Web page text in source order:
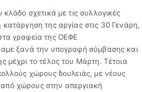
σχετικά με τις συλλογικές
της αργίας στις 30 Γενάρη,
γραφεία της ΟΕΦΕ
ξανά την υπογραφή σύμβασης και
μέχρι το τέλος του Μάρτη. Τέτοια
χώρους δουλειάς, με νέους
χώρους στην απεργιακή